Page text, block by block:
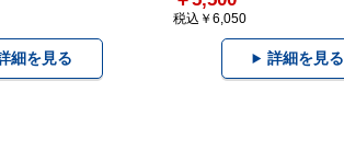
細を見る
税込￥6,050
詳細を見る